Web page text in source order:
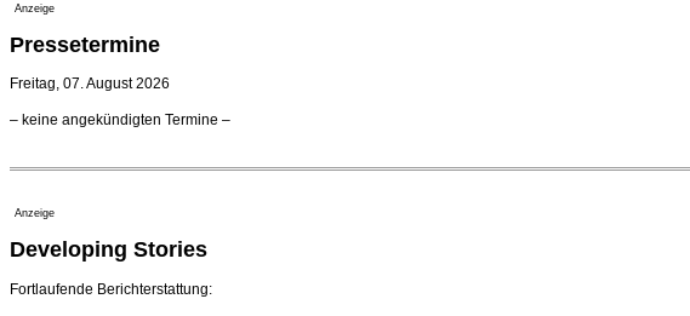
Anzeige
Pressetermine
Freitag, 07. August 2026
– keine angekündigten Termine –
Anzeige
Developing Stories
Fortlaufende Berichterstattung: